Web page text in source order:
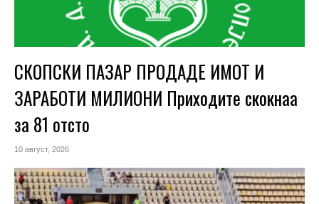
СКОПСКИ ПАЗАР ПРОДАДЕ ИМОТ И
ЗАРАБОТИ МИЛИОНИ Приходите скокнаа
за 81 отсто
10 август, 2026